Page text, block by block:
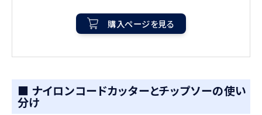
購入ページを見る
■ ナイロンコードカッターとチップソーの使い
分け